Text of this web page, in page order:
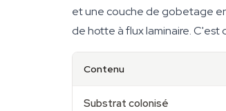
et une couche de gobetage
de hotte à flux laminaire.
Contenu
Substrat colonisé